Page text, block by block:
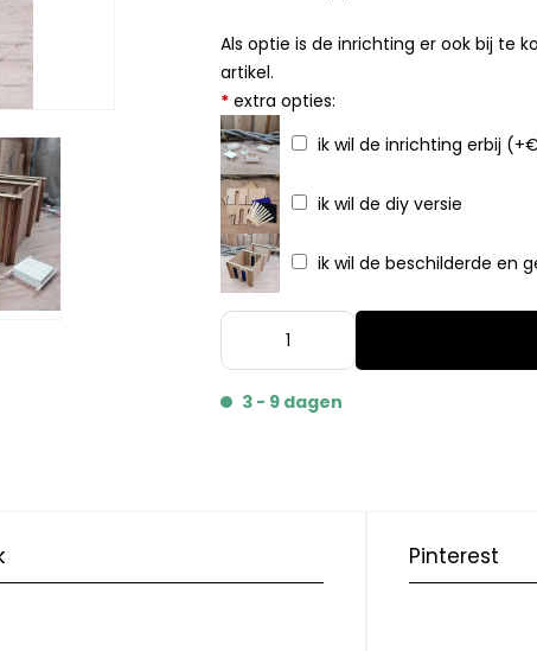
Als optie is de inrichting er ook bij te
artikel.
* extra opties:
ik wil de inrichting erbij
ik wil de diy versie
ik wil de beschilderde en
3 - 9 dagen
Pinterest